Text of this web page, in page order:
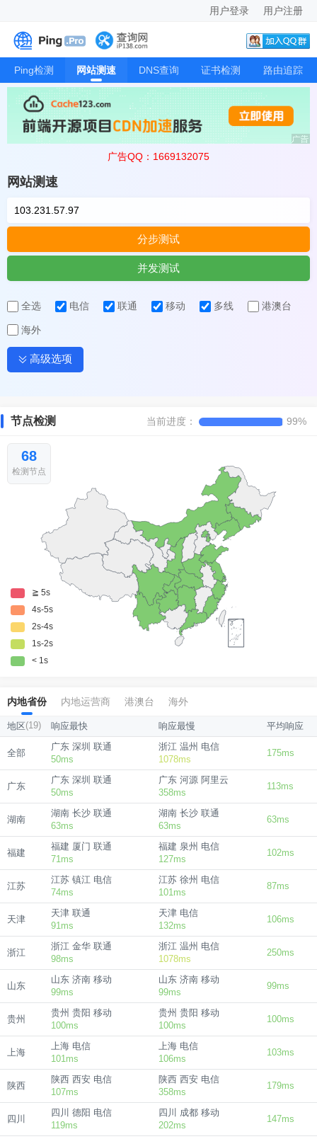
用户登录 用户注册
Ping检测 网站测速 DNS查询 证书检测 路由追踪
广告QQ：1669132075
网站测速
分步测试
并发测试
全选 电信 联通 移动 多线 港澳台
海外
高级选项
节点检测 当前进度： 99%
68
检测节点
内地省份 内地运营商 港澳台 海外
地区(19) 响应最快 响应最慢 平均响应
全部
广东 深圳 联通
50ms
浙江 温州 电信
1078ms
175ms
广东
广东 深圳 联通
50ms
广东 河源 阿里云
358ms
113ms
湖南
湖南 长沙 联通
63ms
湖南 长沙 联通
63ms
63ms
福建
福建 厦门 联通
71ms
福建 泉州 电信
127ms
102ms
江苏
江苏 镇江 电信
74ms
江苏 徐州 电信
101ms
87ms
天津
天津 联通
91ms
天津 电信
132ms
106ms
浙江
浙江 金华 联通
98ms
浙江 温州 电信
1078ms
250ms
山东
山东 济南 移动
99ms
山东 济南 移动
99ms
99ms
贵州
贵州 贵阳 移动
100ms
贵州 贵阳 移动
100ms
100ms
上海
上海 电信
101ms
上海 电信
106ms
103ms
陕西
陕西 西安 电信
107ms
陕西 西安 电信
358ms
179ms
四川
四川 德阳 电信
119ms
四川 成都 移动
202ms
147ms